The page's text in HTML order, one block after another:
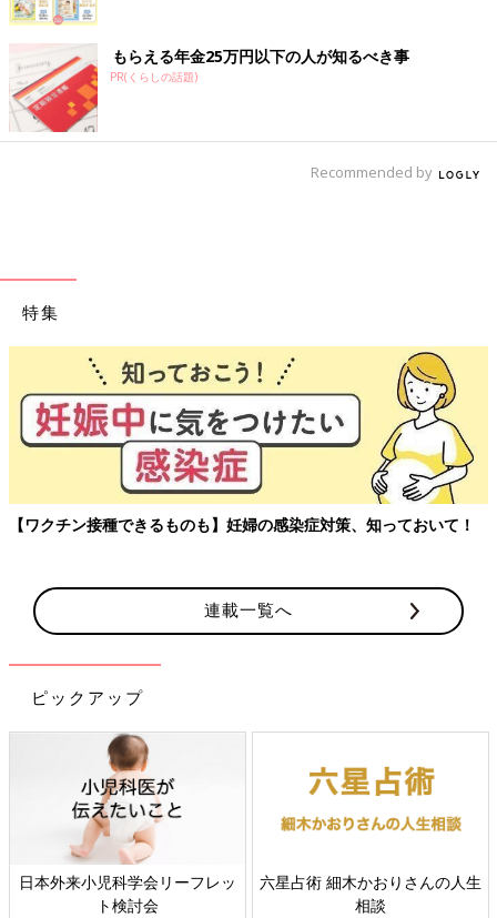
もらえる年金25万円以下の人が知るべき事
PR(くらしの話題)
Recommended by
特集
【ワクチン接種できるものも】妊婦の感染症対策、知っておいて！
連載一覧へ
ピックアップ
日本外来小児科学会リーフレッ
ト検討会
六星占術 細木かおりさんの人生
相談